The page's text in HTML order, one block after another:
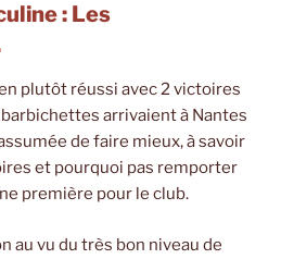
: Les
plutôt réussi avec 2 victoires
arrivaient à Nantes
de faire mieux, à savoir
et pourquoi pas remporter
première pour le club.
au vu du très bon niveau de